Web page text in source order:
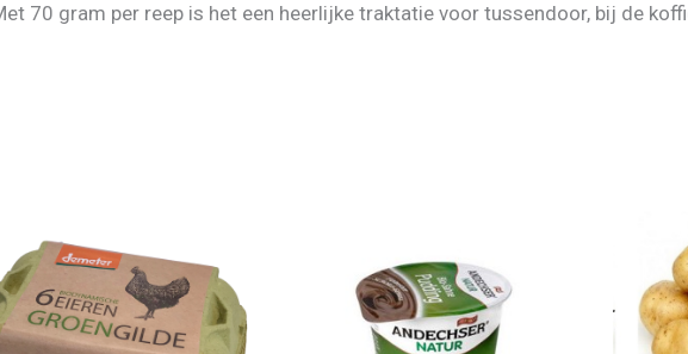
70 gram per reep is het een heerlijke traktatie voor tussendoor, bij de